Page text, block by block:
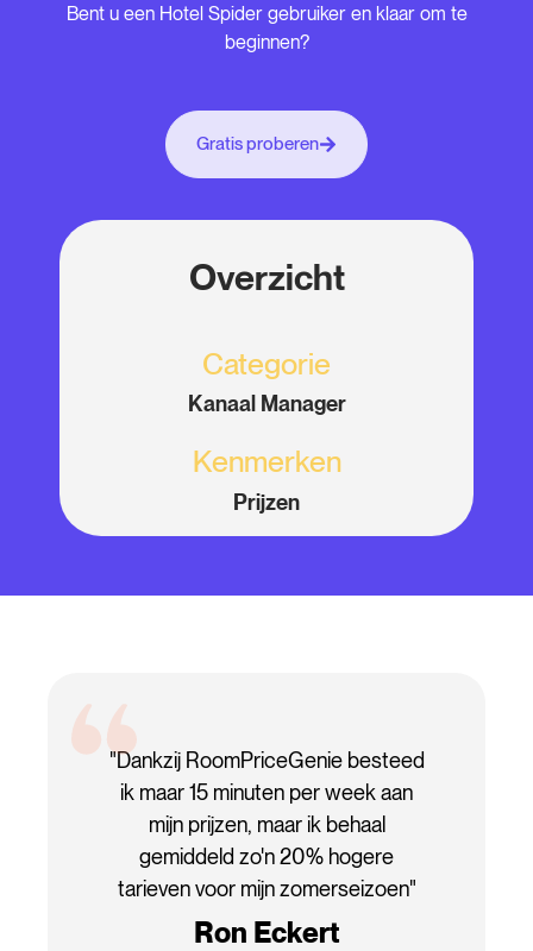
Bent u een Hotel Spider gebruiker en klaar om te
beginnen?
Gratis proberen
Overzicht
Categorie
Kanaal Manager
Kenmerken
Prijzen
"Dankzij RoomPriceGenie besteed
ik maar 15 minuten per week aan
mijn prijzen, maar ik behaal
gemiddeld zo'n 20% hogere
tarieven voor mijn zomerseizoen"
Ron Eckert